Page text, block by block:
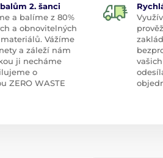
2. šanci
a balíme z 80%
a obnovitelných
Vážíme
a záleží nám
ji necháme
o
ZERO WASTE